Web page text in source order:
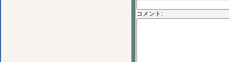
コメント: